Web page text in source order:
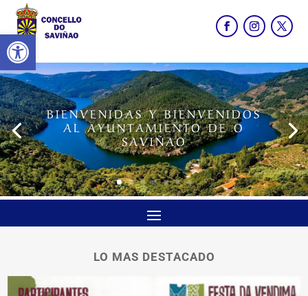
Abrir barra de herramientas
BIENVENIDAS Y BIENVENIDOS
AL AYUNTAMIENTO DE O
SAVIÑAO
LO MAS DESTACADO